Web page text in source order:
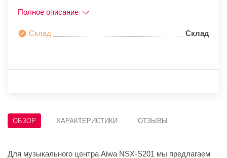
Полное описание
Склад Склад
ОБЗОР ХАРАКТЕРИСТИКИ ОТЗЫВЫ
Для музыкального центра Aiwa NSX-S201 мы предлагаем